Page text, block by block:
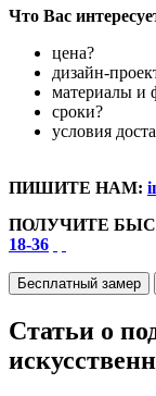
Что Вас
цена?
дизайн-
материалы и
сроки?
условия
ПИШИТЕ НАМ:
ПОЛУЧИТЕ
18-36
Бесплатный замер
Статьи о